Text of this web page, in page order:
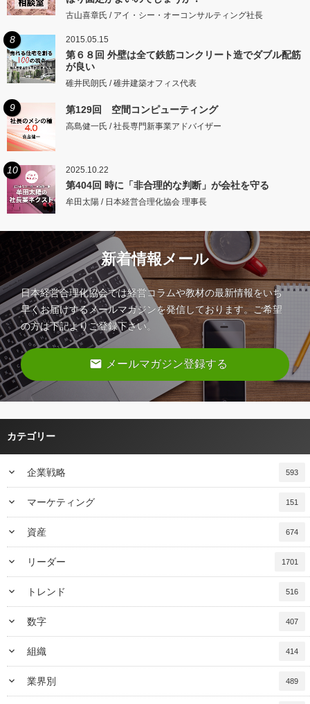
古山喜章氏 / アイ・シー・オーコンサルティング社長
8 2015.05.15
第６８回 外壁は全て鉄筋コンクリート造でダブル配筋
が良い
碓井民朗氏 / 碓井建築オフィス代表
9 第129回 空間コンピューティング
高島健一氏 / 社長専門新事業アドバイザー
10 2025.10.22
第404回 時に「非合理的な判断」が会社を守る
牟田太陽 / 日本経営合理化協会 理事長
新着情報メール
日本経営合理化協会では経営コラムや教材の最新情報をいち
早くお届けするメールマガジンを発信しております。ご希望
の方は下記よりご登録下さい。
email メールマガジン登録する
カテゴリー
keyboard_arrow_down 企業戦略 593
keyboard_arrow_down マーケティング 151
keyboard_arrow_down 資産 674
keyboard_arrow_down リーダー 1701
keyboard_arrow_down トレンド 516
keyboard_arrow_down 数字 407
keyboard_arrow_down 組織 414
keyboard_arrow_down 業界別 489